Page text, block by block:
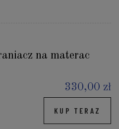
na materac
330,00 zł
KUP TERAZ